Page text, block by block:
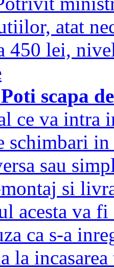
atat
450 lei,
Poti scapa
ce va intra
schimbari
sau
si
acesta va
ca s-a
la